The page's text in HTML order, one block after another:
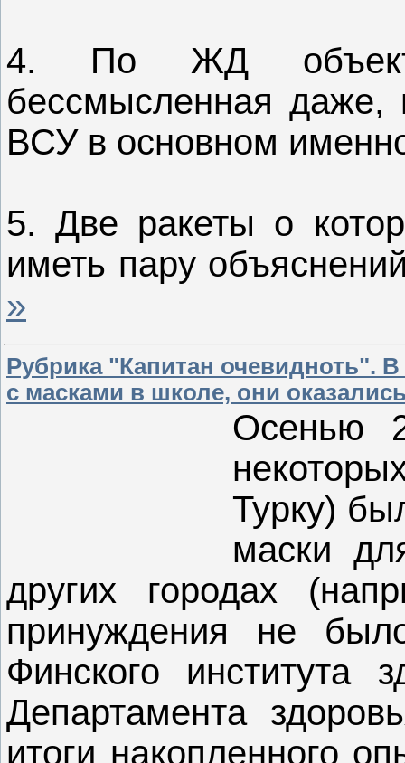
4. По ЖД
бессмысленная даже,
ВСУ в основном
5. Две ракеты о
иметь пару
»
Рубрика "Капитан очевидноть".
с масками в школе, они
Осенью
Турку)
маски
других городах
принуждения не
Финского института
Департамента
итоги накопленного